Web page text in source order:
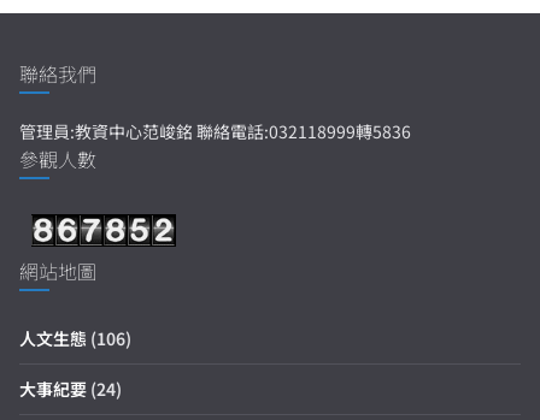
聯絡我們
管理員:教資中心范峻銘 聯絡電話:032118999轉5836
參觀人數
網站地圖
人文生態 (106)
大事紀要 (24)